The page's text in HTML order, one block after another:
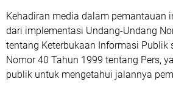
Kehadiran media dalam pemantauan
dari implementasi Undang-Undang
tentang Keterbukaan Informasi Publik
Nomor 40 Tahun 1999 tentang Pers,
publik untuk mengetahui jalannya